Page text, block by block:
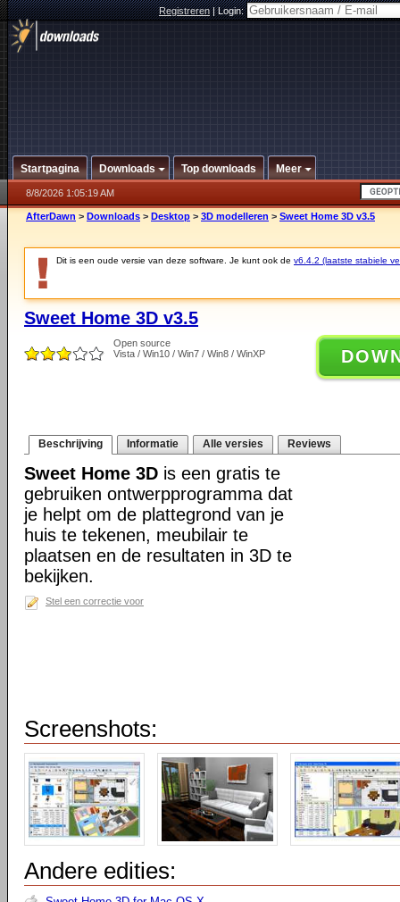
Registreren|Login:
Startpagina Downloads Top downloads Meer
8/8/2026 1:05:19 AM
AfterDawn > Downloads > Desktop > 3D modelleren > Sweet Home 3D v3.5
Dit is een oude versie van deze software. Je kunt ook de v6.4.2 (laatste stabiele
Sweet Home 3D v3.5
Open source
Vista / Win10 / Win7 / Win8 / WinXP
Beschrijving Informatie Alle versies Reviews
Sweet Home 3D is een gratis te
gebruiken ontwerpprogramma dat
je helpt om de plattegrond van je
huis te tekenen, meubilair te
plaatsen en de resultaten in 3D te
bekijken.
Stel een correctie voor
Screenshots:
Andere edities: